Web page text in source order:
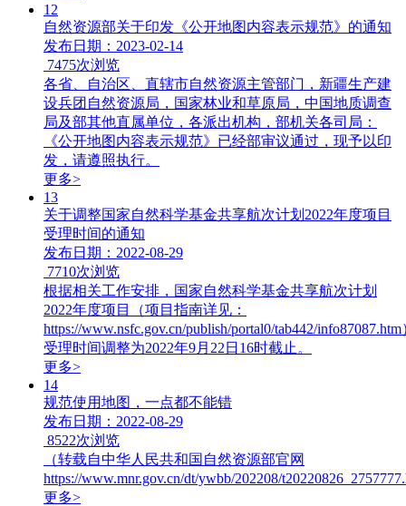
12
自然资源部关于印发《公开地图内容表示规范》的通知
发布日期：2023-02-14
7475次浏览
各省、自治区、直辖市自然资源主管部门，新疆生产建
设兵团自然资源局，国家林业和草原局，中国地质调查
局及部其他直属单位，各派出机构，部机关各司局：
《公开地图内容表示规范》已经部审议通过，现予以印
发，请遵照执行。
更多>
13
关于调整国家自然科学基金共享航次计划2022年度项目
受理时间的通知
发布日期：2022-08-29
7710次浏览
根据相关工作安排，国家自然科学基金共享航次计划
2022年度项目（项目指南详见：
https://www.nsfc.gov.cn/publish/portal0/tab442/info87087.htm
受理时间调整为2022年9月22日16时截止。
更多>
14
规范使用地图，一点都不能错
发布日期：2022-08-29
8522次浏览
（转载自中华人民共和国自然资源部官网
https://www.mnr.gov.cn/dt/ywbb/202208/
更多>